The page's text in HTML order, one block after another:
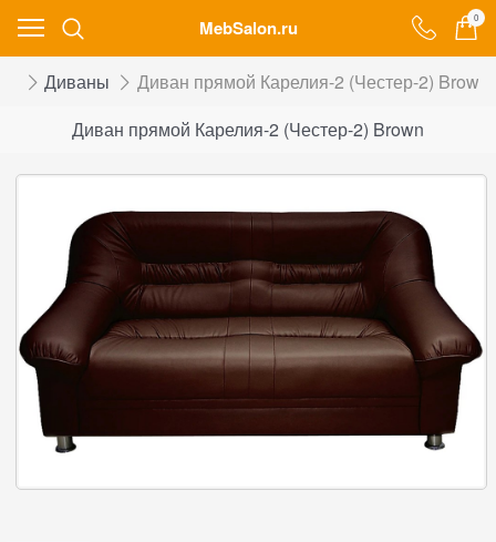
MebSalon.ru 0
Диваны
Диван прямой Карелия-2 (Честер-2) Brown
Диван прямой Карелия-2 (Честер-2) Brown